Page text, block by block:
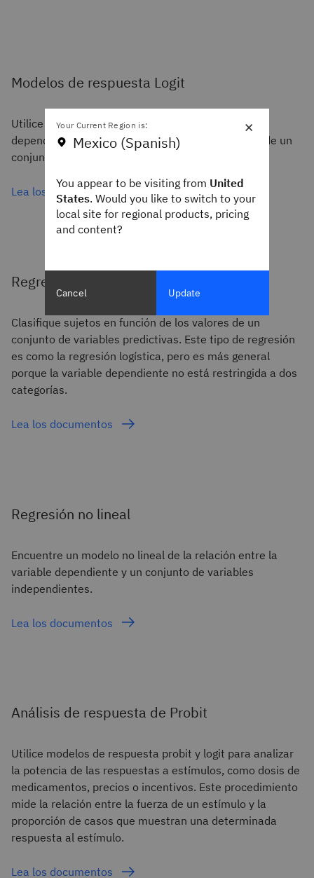
Modelos de respuesta Logit
Utilice la función de enlace logit para modelar la
dependencia de una respuesta ordinal politómica de un
conjunto de predictores.
Lea los documentos
Regresión logística multinomial
Clasifique sujetos en función de los valores de un
conjunto de variables predictivas. Este tipo de regresión
es como la regresión logística, pero es más general
porque la variable dependiente no está restringida a dos
categorías.
Lea los documentos
Regresión no lineal
Encuentre un modelo no lineal de la relación entre la
variable dependiente y un conjunto de variables
independientes.
Lea los documentos
Análisis de respuesta de Probit
Utilice modelos de respuesta probit y logit para analizar
la potencia de las respuestas a estímulos, como dosis de
medicamentos, precios o incentivos. Este procedimiento
mide la relación entre la fuerza de un estímulo y la
proporción de casos que muestran una determinada
respuesta al estímulo.
Lea los documentos
×
Your Current Region is:
Mexico (Spanish)
You appear to be visiting from United
States. Would you like to switch to your
local site for regional products, pricing
and content?
Cancel Update